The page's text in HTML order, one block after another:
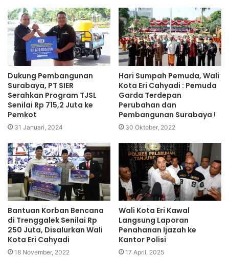
Dukung Pembangunan
Surabaya, PT SIER
Serahkan Program TJSL
Senilai Rp 715,2 Juta ke
Pemkot
31 Januari, 2024
Hari Sumpah Pemuda, Wali
Kota Eri Cahyadi : Pemuda
Garda Terdepan
Perubahan dan
Pembangunan Surabaya !
30 Oktober, 2022
Bantuan Korban Bencana
di Trenggalek Senilai Rp
250 Juta, Disalurkan Wali
Kota Eri Cahyadi
18 November, 2022
Wali Kota Eri Kawal
Langsung Laporan
Penahanan Ijazah ke
Kantor Polisi
17 April, 2025